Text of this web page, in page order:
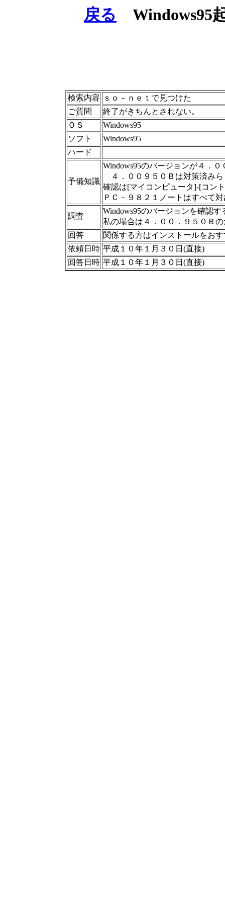
戻る Windows95
検索内容
ｓｏ－ｎｅｔで見つけた
ご質問
終了がきちんとされない。
ＯＳ
Windows95
ソフト
Windows95
ハード
予備知識
Windows95のバージョンが４．
４．００９５０Ｂは対策済みら
確認は[マイコンピュータ]-[コン
ＰＣ－９８２１ノートはすべて
調査
Windows95のバージョンを確認す
私の場合は４．００．９５０Ｂ
回答
関係する方はインストールをお
依頼日時 平成１０年１月３０日(直接)
回答日時 平成１０年１月３０日(直接)